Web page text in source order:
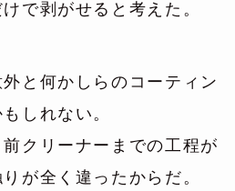
で剥がせると考えた。
と何かしらのコーティン
しれない。
クリーナーまでの工程が
が全く違ったからだ。